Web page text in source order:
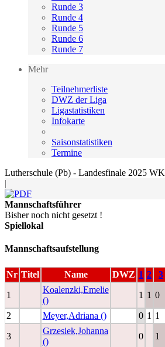
Runde 3
Runde 4
Runde 5
Runde 6
Runde 7
Mehr
Teilnehmerliste
DWZ der Liga
Ligastatistiken
Infokarte
Saisonstatistiken
Termine
Lutherschule (Pb) - Landesfinale 2025
|
Mannschaftsführer
Bisher noch nicht gesetzt !
Spiellokal
Mannschaftsaufstellung
Nr Titel Name DWZ 1 2 3
1
Koalenzki,Emelie
()
1 1 0
2 Meyer,Adriana () 0 1 1
3
Grzesiek,Johanna
()
0 1